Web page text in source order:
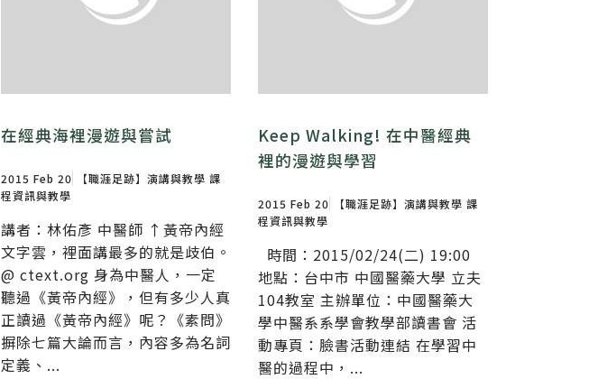
在經典海裡漫遊與嘗試
2015 Feb 20 【職涯足跡】演講與教學 課
程資訊與教學
講者：林佑彥 中醫師 ↑黃帝內經
文字雲，裡面講最多的就是歧伯。
@ ctext.org 身為中醫人，一定
聽過《黃帝內經》，但有多少人真
正讀過《黃帝內經》呢？《素問》
摒除七篇大論而言，內容多為名詞
定義、...
Keep Walking! 在中醫經典
裡的漫遊與學習
2015 Feb 20 【職涯足跡】演講與教學 課
程資訊與教學
時間：2015/02/24(二) 19:00
地點：台中市 中國醫藥大學 立夫
104教室 主辦單位：中國醫藥大
學中醫系系學會教學部讀書會 活
動專頁：臉書活動連結 在學習中
醫的過程中，...